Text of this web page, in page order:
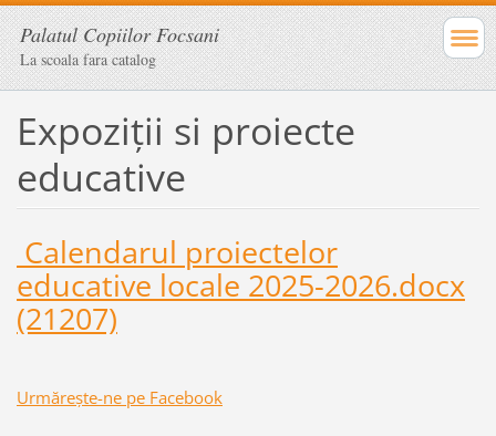
Palatul Copiilor Focsani
La scoala fara catalog
Expoziții si proiecte
educative
Calendarul proiectelor
educative locale 2025-2026.docx
(21207)
Urmărește-ne pe Facebook